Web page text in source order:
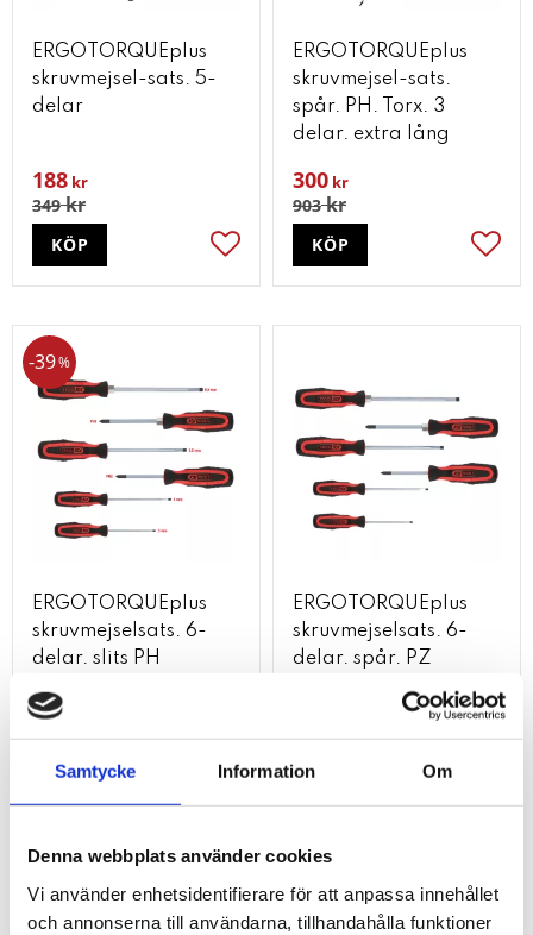
Samtycke Information Om
Denna webbplats använder cookies
Vi använder enhetsidentifierare för att anpassa innehållet
och annonserna till användarna, tillhandahålla funktioner
ERGOTORQUEplus
skruvmejsel-sats. 5-
delar
188 kr
349kr
Lägg till i favoriter
KÖP
ERGOTORQUEplus
skruvmejsel-sats.
spår. PH. Torx. 3
delar. extra lång
300 kr
903kr
KÖP
ERGOTORQUEplus
skruvmejselsats. 6-
delar. slits PH
300
39%
Lägg till i favoriter
KÖP
ERGOTORQUEplus
skruvmejselsats. 6-
delar. spår. PZ
KÖP
51 %